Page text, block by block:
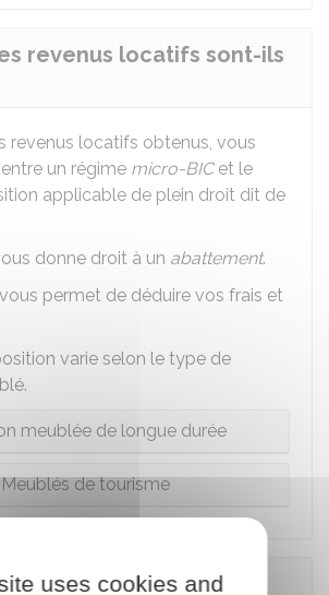
revenus locatifs sont-ils
revenus locatifs obtenus, vous
un régime micro-BICet le
applicable de plein droit dit de
donne droit à un abattement.
permet de déduire vos frais et
varie selon le type de
meublée de longue durée
Meublés de tourisme
les revenus
uses cookies and